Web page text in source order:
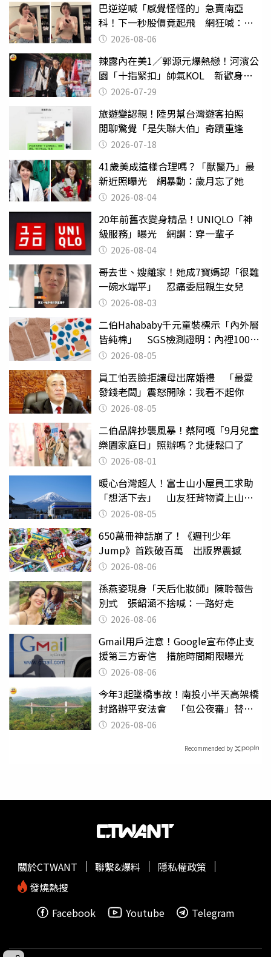
巴逆逆喊「感覺怪怪的」急賣南亞
科！下一秒股價竟起飛 網狂喊：大V
天龍2026-08-06
辣露內在美1／郭源元爆熱戀！河濱公
園「十指緊扣」帥氣KOL 新歡身份
曝光2026-07-29
旅遊變認親！陸男幫台灣遊客拍照
閒聊驚覺「是失聯大伯」奇蹟重逢
2026-07-18
41歲美成這樣合理嗎？「獸醫乃」最
新近照曝光 網暴動：歲月忘了她
2026-08-04
20年前舊衣變身精品！UNIQLO「神
級服務」曝光 網讚：穿一輩子
2026-08-04
哥去世、嫂離家！她成7寶媽認「很難
一碗水端平」 忍痛委屈親生女兒
2026-08-03
二伯Hahababy千元童裝標示「內外層
皆純棉」 SGS檢測證明：內裡100%
聚酯纖維
2026-08-05
員工怕丟臉拒讓母出席婚禮 「最愛
發錢老闆」震怒開除：我看不起你
2026-08-05
二伯品牌抄襲風暴！蔡阿嘎「9月兒童
樂園家庭日」照辦嗎？北捷鬆口了
2026-08-01
暖心台灣超人！富士山小屋員工求助
「想活下去」 山友狂背物資上山：
台灣真的是寶島
2026-08-05
650萬冊神話崩了！《週刊少年
Jump》首跌破百萬 出版界震撼
2026-08-06
孫燕姿現身「天后化妝師」陳聆薇告
別式 張韶涵不捨喊：一路好走
2026-08-06
Gmail用戶注意！Google宣布停止支
援第三方寄信 措施時間期限曝光
2026-08-06
今年3起墜橋事故！南投小半天高架橋
封路辦平安法會 「包公夜審」替亡
魂伸冤
2026-08-06
Recommended by
關於CTWANT 聯繫&爆料
隱私權政策
發燒熱搜
Facebook
Youtube Telegram